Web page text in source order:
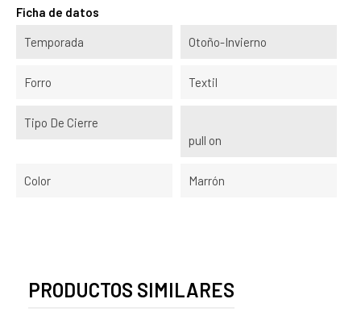
Ficha de datos
Temporada Otoño-Invierno
Forro Textil
Tipo De Cierre
pull on
Color Marrón
PRODUCTOS SIMILARES